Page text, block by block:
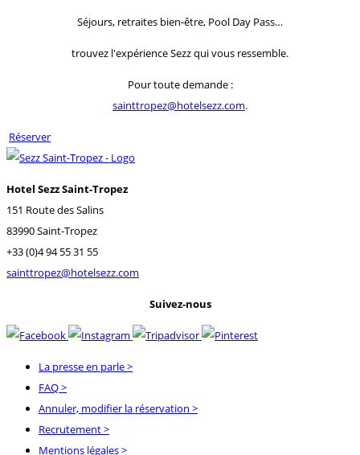
Séjours, retraites bien-être, Pool Day Pass…
trouvez l'expérience Sezz qui vous ressemble.
Pour toute demande :
sainttropez@hotelsezz.com.
Réserver
Hotel Sezz Saint-Tropez
151 Route des Salins
83990 Saint-Tropez
+33 (0)4 94 55 31 55
sainttropez@hotelsezz.com
Suivez-nous
La presse en parle>
FAQ>
Annuler, modifier la réservation >
Recrutement>
Mentions légales>